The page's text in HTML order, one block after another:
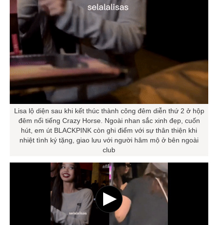
Lisa lộ diện sau khi kết thúc thành công đêm diễn thứ 2 ở hộp
đêm nổi tiếng Crazy Horse. Ngoài nhan sắc xinh đẹp, cuốn
hút, em út BLACKPINK còn ghi điểm với sự thân thiện khi
nhiệt tình ký tặng, giao lưu với người hâm mộ ở bên ngoài
club